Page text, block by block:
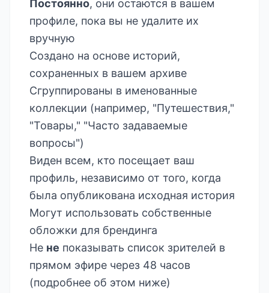
Постоянно, они остаются в вашем
профиле, пока вы не удалите их
вручную
Создано на основе историй,
сохраненных в вашем архиве
Сгруппированы в именованные
коллекции (например, "Путешествия,"
"Товары," "Часто задаваемые
вопросы")
Виден всем, кто посещает ваш
профиль, независимо от того, когда
была опубликована исходная история
Могут использовать собственные
обложки для брендинга
Не не показывать список зрителей в
прямом эфире через 48 часов
(подробнее об этом ниже)